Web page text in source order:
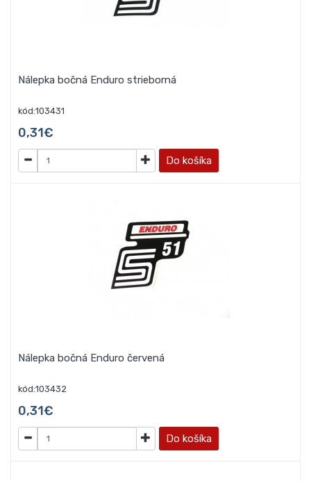
Nálepka bočná Enduro strieborná
kód:103431
0,31€
Do košíka
Nálepka bočná Enduro červená
kód:103432
0,31€
Do košíka